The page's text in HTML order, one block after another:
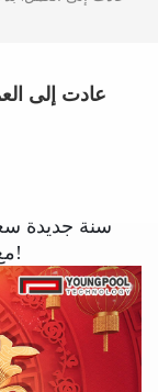
سنة جديدة
تعود تقنية YoungPool مع طاقة لا حدود لها!